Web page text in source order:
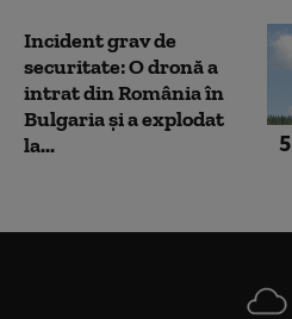
5
Incident grav de
securitate: O dronă a
intrat din România în
Bulgaria şi a explodat
la...